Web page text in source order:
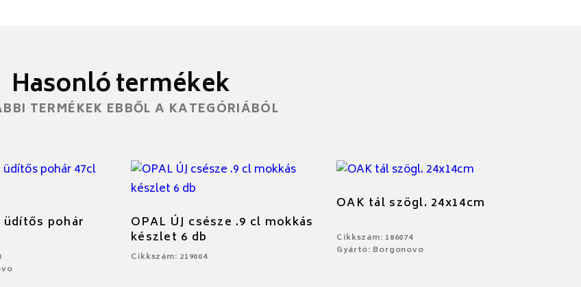
Hasonló termékek
TERMÉKEK EBBŐL A KATEGÓRIÁBÓL
üdítős pohár OPAL ÚJ csésze .9 cl mokkás
készlet 6 db
Cikkszám: 219004
OAK tál szögl. 24x14cm
Cikkszám: 186074
Gyártó: Borgonovo